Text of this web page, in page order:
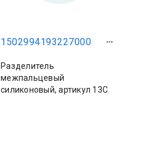
1502994193227000
Разделитель
межпальцевый
силиконовый, артикул 13С